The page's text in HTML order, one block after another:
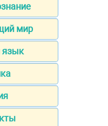
мир
язык